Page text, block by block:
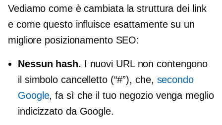
Vediamo come è cambiata la struttura dei link
e come questo influisce esattamente su un
migliore posizionamento SEO:
Nessun hash. I nuovi URL non contengono
il simbolo cancelletto (“#”), che, secondo
Google, fa sì che il tuo negozio venga meglio
indicizzato da Google.